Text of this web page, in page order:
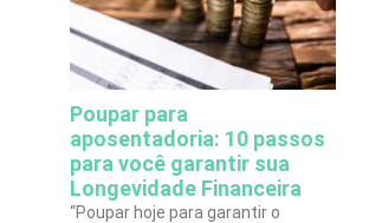
Poupar para
aposentadoria: 10 passos
para você garantir sua
Longevidade Financeira
“Poupar hoje para garantir o